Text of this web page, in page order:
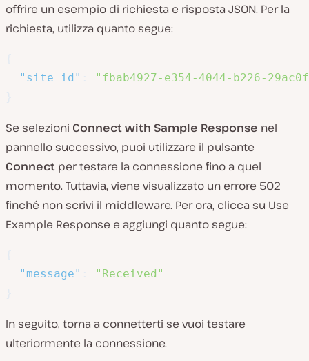
offrire un esempio di richiesta e risposta JSON. Per la
richiesta, utilizza quanto segue:
"site_id"
"fbab4927-e354-4044-b226-
Se selezioni Connect with Sample Response nel
pannello successivo, puoi utilizzare il pulsante
Connect per testare la connessione fino a quel
momento. Tuttavia, viene visualizzato un errore 502
finché non scrivi il middleware. Per ora, clicca su Use
Example Response e aggiungi quanto segue:
"message"
"Received"
In seguito, torna a connetterti se vuoi testare
ulteriormente la connessione.